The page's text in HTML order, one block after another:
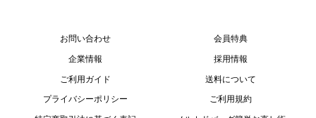
お問い合わせ
企業情報
ご利用ガイド
プライバシーポリシー
会員特典
採用情報
送料について
ご利用規約